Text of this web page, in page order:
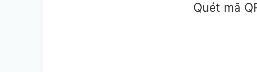
Quét mã